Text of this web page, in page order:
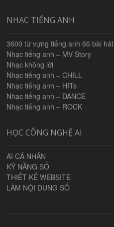
NHẠC TIẾNG ANH
3600 từ vựng tiếng anh 66 bài hát
Nhạc tiếng anh – MV Story
Nhạc không lời
Nhạc tiếng anh – CHILL
Nhạc tiếng anh – HITs
Nhạc tiếng anh – DANCE
Nhạc tiếng anh – ROCK
HỌC CÔNG NGHỆ AI
AI CÁ NHÂN
KỸ NĂNG SỐ
THIẾT KẾ WEBSITE
LÀM NỘI DUNG SỐ